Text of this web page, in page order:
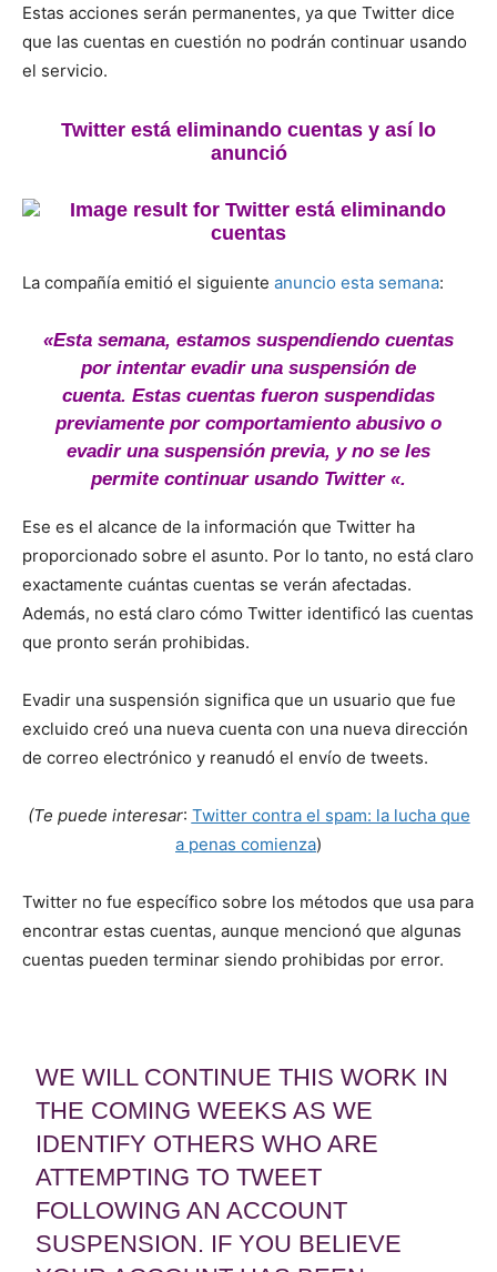
Estas acciones serán permanentes, ya que Twitter dice
que las cuentas en cuestión no podrán continuar usando
el servicio.
Twitter está eliminando cuentas y así lo
anunció
La compañía emitió el siguiente anuncio esta semana:
«Esta semana, estamos suspendiendo cuentas
por intentar evadir una suspensión de
cuenta. Estas cuentas fueron suspendidas
previamente por comportamiento abusivo o
evadir una suspensión previa, y no se les
permite continuar usando Twitter «.
Ese es el alcance de la información que Twitter ha
proporcionado sobre el asunto. Por lo tanto, no está claro
exactamente cuántas cuentas se verán afectadas.
Además, no está claro cómo Twitter identificó las cuentas
que pronto serán prohibidas.
Evadir una suspensión significa que un usuario que fue
excluido creó una nueva cuenta con una nueva dirección
de correo electrónico y reanudó el envío de tweets.
(Te puede interesar: Twitter contra el spam: la lucha que
a penas comienza)
Twitter no fue específico sobre los métodos que usa para
encontrar estas cuentas, aunque mencionó que algunas
cuentas pueden terminar siendo prohibidas por error.
WE WILL CONTINUE THIS WORK IN
THE COMING WEEKS AS WE
IDENTIFY OTHERS WHO ARE
ATTEMPTING TO TWEET
FOLLOWING AN ACCOUNT
SUSPENSION. IF YOU BELIEVE